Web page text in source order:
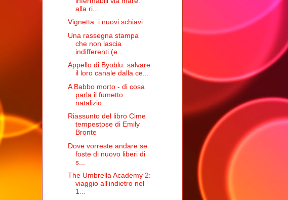
alla ri...
Vignetta: i nuovi schiavi
Una rassegna stampa
che non lascia
indifferenti (e...
Appello di Byoblu: salvare
il loro canale dalla ce...
A Babbo morto - di cosa
parla il fumetto
natalizio...
Riassunto del libro Cime
tempestose di Emily
Bronte
Dove vorreste andare se
foste di nuovo liberi di
s...
The Umbrella Academy 2:
viaggio all'indietro nel
1...